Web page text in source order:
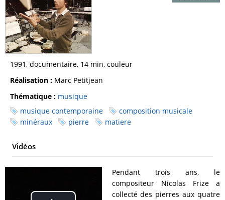
1991, documentaire, 14 min, couleur
Réalisation : Marc Petitjean
Thématique : musique
musique contemporaine
composition musicale
minéraux
pierre matiere
Vidéos
Pendant trois ans, le
compositeur Nicolas Frize a
collecté des pierres aux quatre